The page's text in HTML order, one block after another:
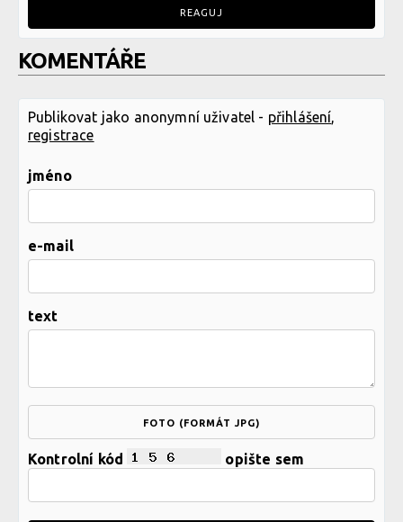
REAGUJ
KOMENTÁŘE
Publikovat jako anonymní uživatel - přihlášení
registrace
jméno
e-mail
text
FOTO (FORMÁT JPG)
Kontrolní kód opište sem